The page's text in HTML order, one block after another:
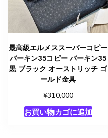
最高級エルメススーパーコピー
バーキン35コピー バーキン35
黒 ブラック オーストリッチ ゴ
ールド金具
¥310,000
お買い物カゴに追加